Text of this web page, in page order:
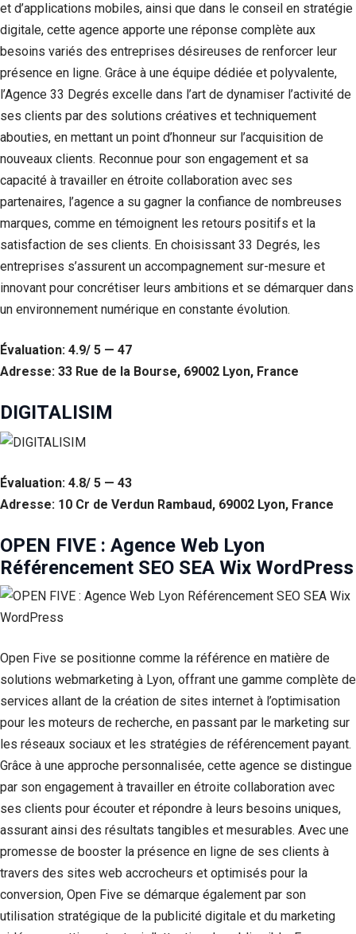
et d’applications mobiles, ainsi que dans le conseil en stratégie
digitale, cette agence apporte une réponse complète aux
besoins variés des entreprises désireuses de renforcer leur
présence en ligne. Grâce à une équipe dédiée et polyvalente,
l’Agence 33 Degrés excelle dans l’art de dynamiser l’activité de
ses clients par des solutions créatives et techniquement
abouties, en mettant un point d’honneur sur l’acquisition de
nouveaux clients. Reconnue pour son engagement et sa
capacité à travailler en étroite collaboration avec ses
partenaires, l’agence a su gagner la confiance de nombreuses
marques, comme en témoignent les retours positifs et la
satisfaction de ses clients. En choisissant 33 Degrés, les
entreprises s’assurent un accompagnement sur-mesure et
innovant pour concrétiser leurs ambitions et se démarquer dans
un environnement numérique en constante évolution.
Évaluation: 4.9/ 5 — 47
Adresse: 33 Rue de la Bourse, 69002 Lyon, France
DIGITALISIM
Évaluation: 4.8/ 5 — 43
Adresse: 10 Cr de Verdun Rambaud, 69002 Lyon, France
OPEN FIVE : Agence Web Lyon
Référencement SEO SEA Wix WordPress
Open Five se positionne comme la référence en matière de
solutions webmarketing à Lyon, offrant une gamme complète de
services allant de la création de sites internet à l’optimisation
pour les moteurs de recherche, en passant par le marketing sur
les réseaux sociaux et les stratégies de référencement payant.
Grâce à une approche personnalisée, cette agence se distingue
par son engagement à travailler en étroite collaboration avec
ses clients pour écouter et répondre à leurs besoins uniques,
assurant ainsi des résultats tangibles et mesurables. Avec une
promesse de booster la présence en ligne de ses clients à
travers des sites web accrocheurs et optimisés pour la
conversion, Open Five se démarque également par son
utilisation stratégique de la publicité digitale et du marketing